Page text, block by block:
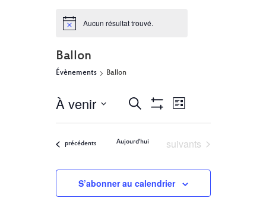
Aucun résultat trouvé.
Ballon
Évènements Ballon
RECHERCHE
ET
NAVIGATION
DE
VUES
Recherche
Filters
NAVIGATION
VUES
ÉVÈNEMENT
Liste
À venir
date.
Évènements
précédents Aujourd'hui Évènements
suivants
S’abonner au calendrier